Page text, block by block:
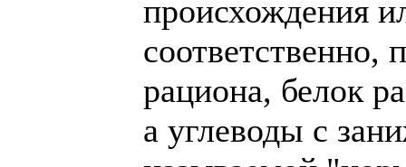
происхождения
соответственно,
рациона, белок
а углеводы с